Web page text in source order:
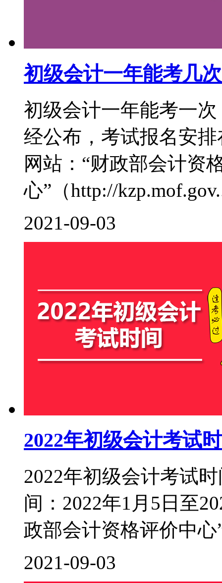
初级会计一年能考几
初级会计一年能考一
经公布，考试报名安
网站：“财政部会计资
心”（http://
2021-09-03
2022年初级会计考试
2022年初级会计考试
间：2022年1月5日至
政部会计资格评价中心
2021-09-03